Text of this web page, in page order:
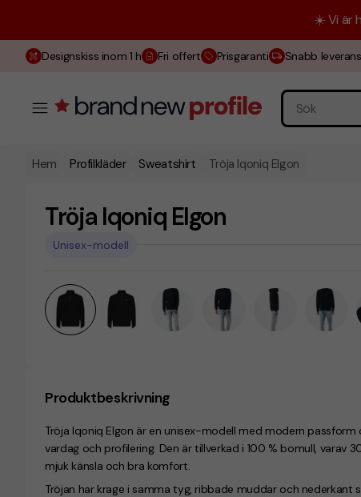
☀️ Vi är
Designskiss inom 1 h Fri offert Prisgaranti Snabb leverans
Hem Profilkläder Sweatshirt Tröja Iqoniq Elgon
Tröja Iqoniq Elgon
Unisex-modell
Produktbeskrivning
Tröja Iqoniq Elgon är en unisex-modell med modern
vardag och profilering. Den är tillverkad i 100 % bomull, varav
mjuk känsla och bra komfort.
Tröjan har krage i samma tyg, ribbade muddar och nederkant